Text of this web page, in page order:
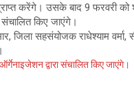
करेंगे। उसके बाद 9 फरवरी
संचालित किए जाएंगे।
सहसंयोजक राधेश्याम
द्वारा संचालित किए जाएंगे।